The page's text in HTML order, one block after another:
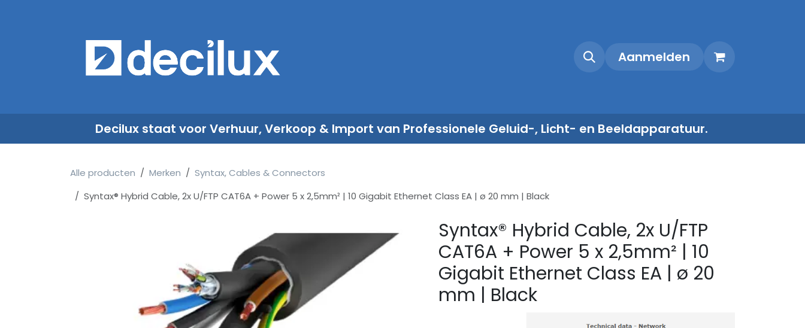
ContactAanmelden
Decilux staat voor Verhuur, Verkoop & Import van Professionele Geluid-, Licht- en Beeldapparatuur.
Alle producten Merken
Syntax, Cables & Connectors
Syntax® Hybrid Cable, 2x U/FTP CAT6A + Power 5 x 2,5mm² | 10 Gigabit Ethernet Class EA | ø 20 mm | Black
Syntax® Hybrid Cable, 2x U/FTP
CAT6A + Power 5 x 2,5mm² | 10
Gigabit Ethernet Class EA | ø 20
mm | Black